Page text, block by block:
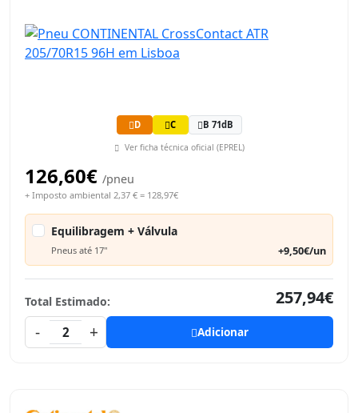
D C B 71dB
Ver ficha técnica oficial (EPREL)
126,60€ /pneu
+ Imposto ambiental 2,37 € = 128,97€
Equilibragem + Válvula
Pneus até 17" +9,50€/un
Total Estimado:
257,94€
-
2 + Adicionar